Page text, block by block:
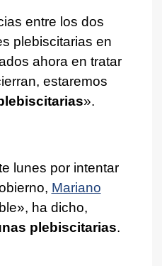
entre los dos
plebiscitarias en
ahora en tratar
estaremos
».
lunes por intentar
Mariano
ha dicho,
plebiscitarias.